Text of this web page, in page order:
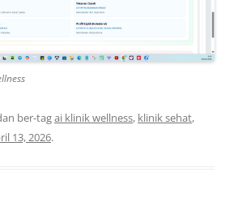
ber-tagai klinik wellness, klinik sehat,
13, 2026.